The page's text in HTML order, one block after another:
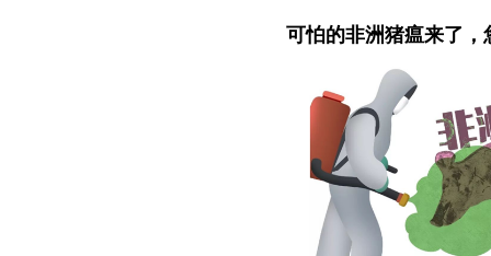
可怕的非洲猪瘟来了，